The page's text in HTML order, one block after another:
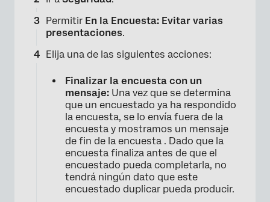
Permitir En la Encuesta: Evitar varias
presentaciones.
Elija una de las siguientes acciones:
Finalizar la encuesta con un
mensaje: Una vez que se determina
que un encuestado ya ha respondido
la encuesta, se lo envía fuera de la
encuesta y mostramos un mensaje
de fin de la encuesta . Dado que la
encuesta finaliza antes de que el
encuestado pueda completarla, no
tendrá ningún dato que este
encuestado duplicar pueda producir.